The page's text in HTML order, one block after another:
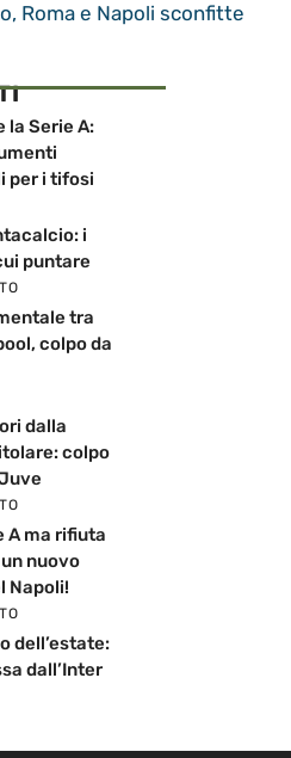
Roma e Napoli sconfitte
la Serie A:
per i tifosi
i
puntare
tra
colpo da
dalla
colpo
A ma rifiuta
nuovo
Napoli!
dell’estate:
dall’Inter